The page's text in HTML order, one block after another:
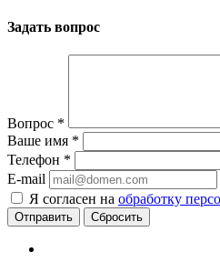
Задать вопрос
Вопрос *
Ваше имя *
Телефон *
E-mail
Я согласен на обработку
Сбросить